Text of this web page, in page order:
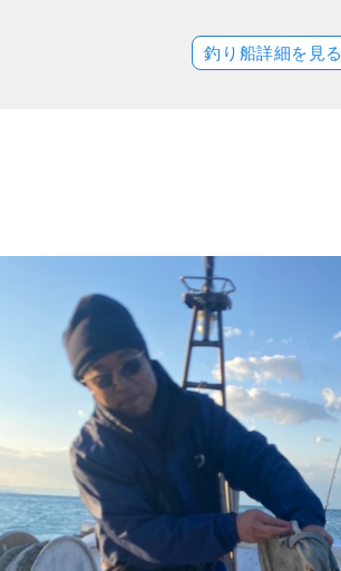
釣り船詳細を見る